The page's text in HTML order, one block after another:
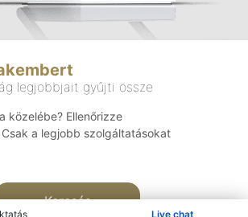
Live chat
legjobbjait gyűjti össze
közelébe? Ellenőrizze
a legjobb szolgáltatásokat
Keresés